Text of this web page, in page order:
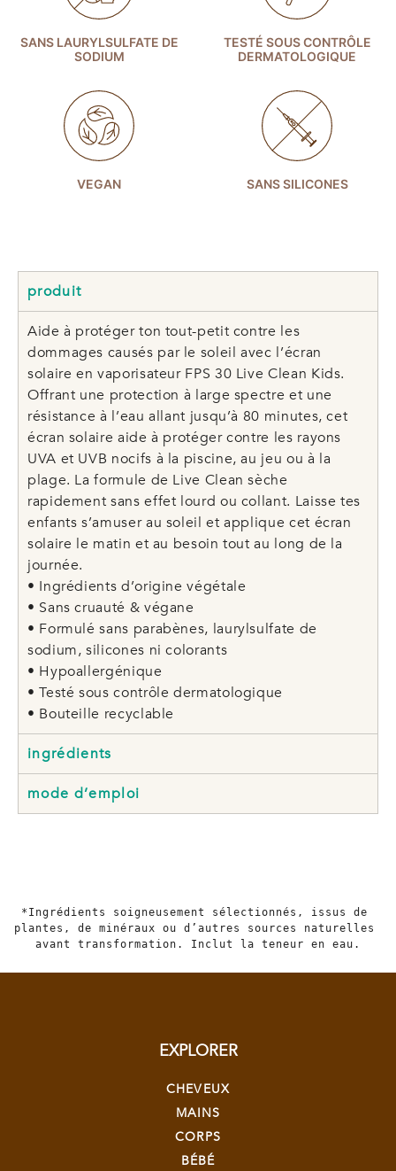
SANS LAURYLSULFATE DE
SODIUM
TESTÉ SOUS CONTRÔLE
DERMATOLOGIQUE
VEGAN SANS SILICONES
produit
Aide à protéger ton tout-petit contre les
dommages causés par le soleil avec l’écran
solaire en vaporisateur FPS 30 Live Clean Kids.
Offrant une protection à large spectre et une
résistance à l’eau allant jusqu’à 80 minutes, cet
écran solaire aide à protéger contre les rayons
UVA et UVB nocifs à la piscine, au jeu ou à la
plage. La formule de Live Clean sèche
rapidement sans effet lourd ou collant. Laisse tes
enfants s’amuser au soleil et applique cet écran
solaire le matin et au besoin tout au long de la
journée.
• Ingrédients d’origine végétale
• Sans cruauté & végane
• Formulé sans parabènes, laurylsulfate de
sodium, silicones ni colorants
• Hypoallergénique
• Testé sous contrôle dermatologique
• Bouteille recyclable
ingrédients
mode d’emploi
*Ingrédients soigneusement sélectionnés, issus de
plantes, de minéraux ou d’autres sources naturelles
avant transformation. Inclut la teneur en eau.
EXPLORER
CHEVEUX
MAINS
CORPS
BÉBÉ